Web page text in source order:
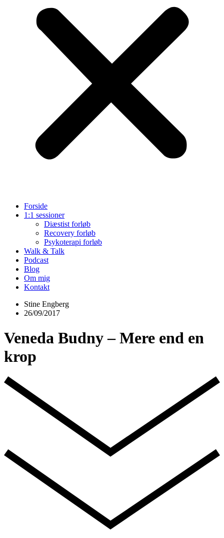
Forside
1:1 sessioner
Diæstist forløb
Recovery forløb
Psykoterapi forløb
Walk & Talk
Podcast
Blog
Om mig
Kontakt
Stine Engberg
26/09/2017
Veneda Budny – Mere end en
krop